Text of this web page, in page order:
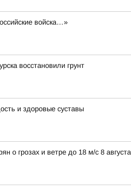
войска…»
восстановили грунт
и здоровые суставы
о грозах и ветре до 18 м/с 8 августа